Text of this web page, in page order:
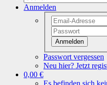
Anmelden
Anmelden
Passwort vergessen
Neu hier? Jetzt
0,00 €
Es befinden sich